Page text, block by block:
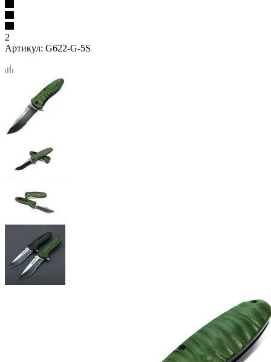
2
Артикул: G622-G-5S